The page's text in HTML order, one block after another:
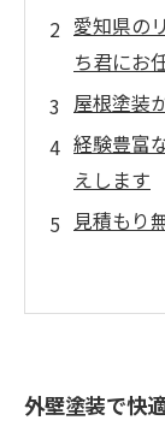
愛知県の
ち君にお
屋根塗装
経験豊富
えします
見積もり
外壁塗装で快